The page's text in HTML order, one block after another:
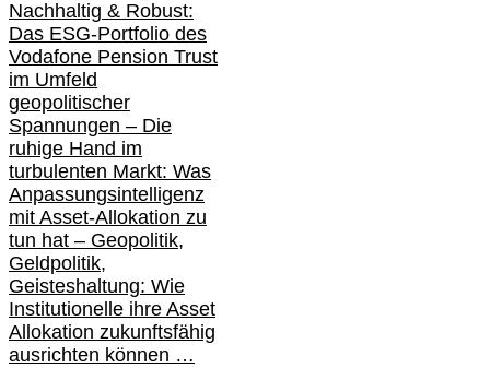
Nachhaltig & Robust:
Das ESG-Portfolio des
Vodafone Pension Trust
im Umfeld
geopolitischer
Spannungen – Die
ruhige Hand im
turbulenten Markt: Was
Anpassungsintelligenz
mit Asset-Allokation zu
tun hat – Geopolitik,
Geldpolitik,
Geisteshaltung: Wie
Institutionelle ihre Asset
Allokation zukunftsfähig
ausrichten können …